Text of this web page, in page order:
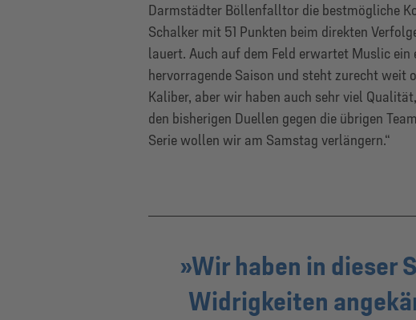
Darmstädter Böllenfalltor die bestmögliche
Schalker mit 51 Punkten beim direkten
lauert. Auch auf dem Feld erwartet Muslic
hervorragende Saison und steht zurecht weit
Kaliber, aber wir haben auch sehr viel
den bisherigen Duellen gegen die übrigen
Serie wollen wir am Samstag verlängern.“
Wir haben in dieser
Widrigkeiten